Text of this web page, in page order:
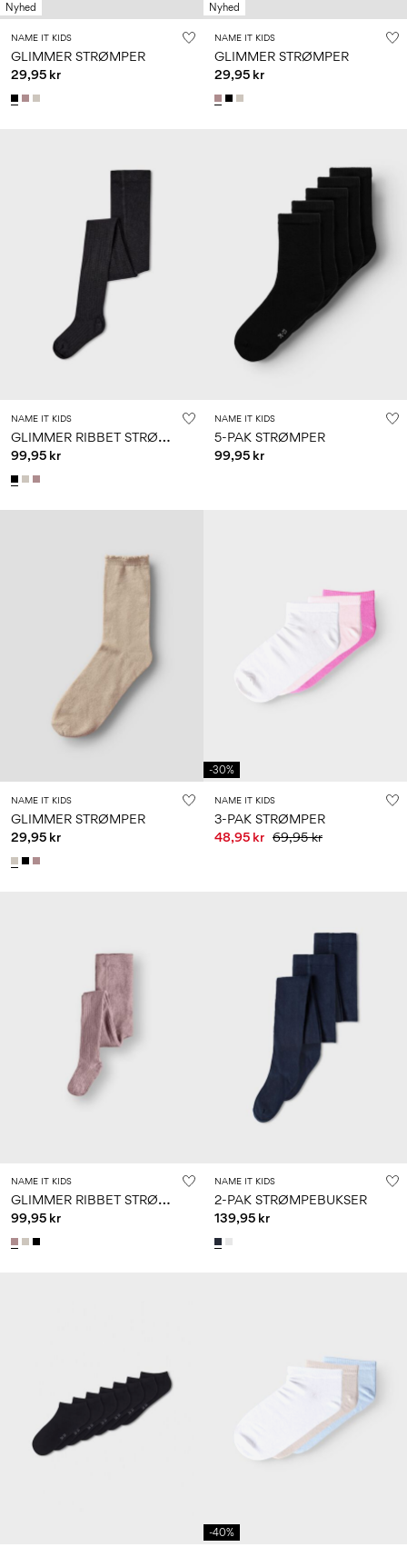
Nyhed
NAME IT KIDS
GLIMMER STRØMPER
29,95 kr
Nyhed
NAME IT KIDS
GLIMMER STRØMPER
29,95 kr
NAME IT KIDS
G
LIMMER RIBBET STRØMPEBUKSER
99,95 kr
NAME IT KIDS
5-PAK STRØMPER
99,95 kr
NAME IT KIDS
GLIMMER STRØMPER
29,95 kr
-30%
NAME IT KIDS
3-PAK STRØMPER
48,95 kr 69,95 kr
NAME IT KIDS
G
LIMMER RIBBET STRØMPEBUKSER
99,95 kr
NAME IT KIDS
2-PAK STRØMPEBUKSER
139,95 kr
-40%